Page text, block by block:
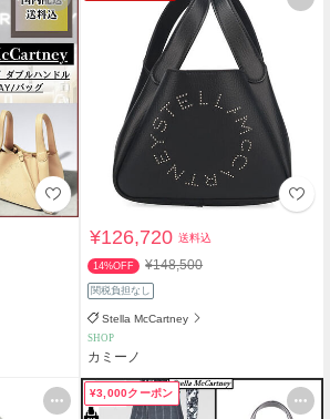
¥126,720送料込
14%OFF ¥148,500
関税負担なし
Stella McCartney
SHOP
カミーノ
¥3,000クーポン